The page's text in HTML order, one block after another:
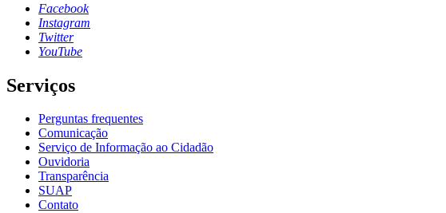
Facebook
Instagram
Twitter
YouTube
Serviços
Perguntas frequentes
Comunicação
Serviço de Informação ao Cidadão
Ouvidoria
Transparência
SUAP
Contato